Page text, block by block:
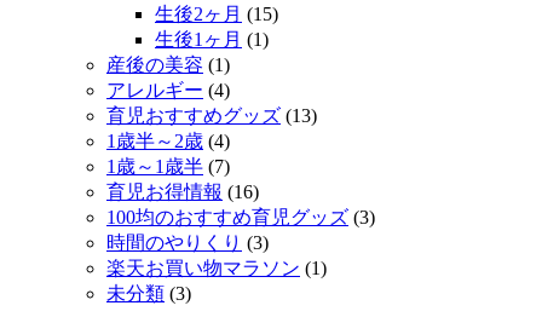
生後2ヶ月 (15)
生後1ヶ月 (1)
産後の美容 (1)
アレルギー (4)
育児おすすめグッズ (13)
1歳半～2歳 (4)
1歳～1歳半 (7)
育児お得情報 (16)
100均のおすすめ育児グッズ (3)
時間のやりくり (3)
楽天お買い物マラソン (1)
未分類 (3)